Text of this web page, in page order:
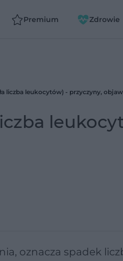
Premium Zdrowie
liczba leukocytów) - przyczyny,
oznacza spadek